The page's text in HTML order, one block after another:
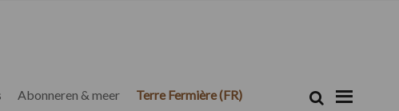
Abonneren & meer Terre Fermière (FR) Zoek